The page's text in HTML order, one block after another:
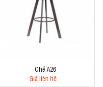
Ghế A26
Giá liên hệ